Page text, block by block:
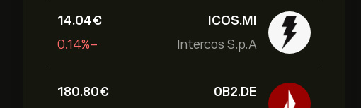
ICOS.MI
Intercos S.p.A
14.04‎€‎
-0.14%
0B2.DE
180.80‎€‎